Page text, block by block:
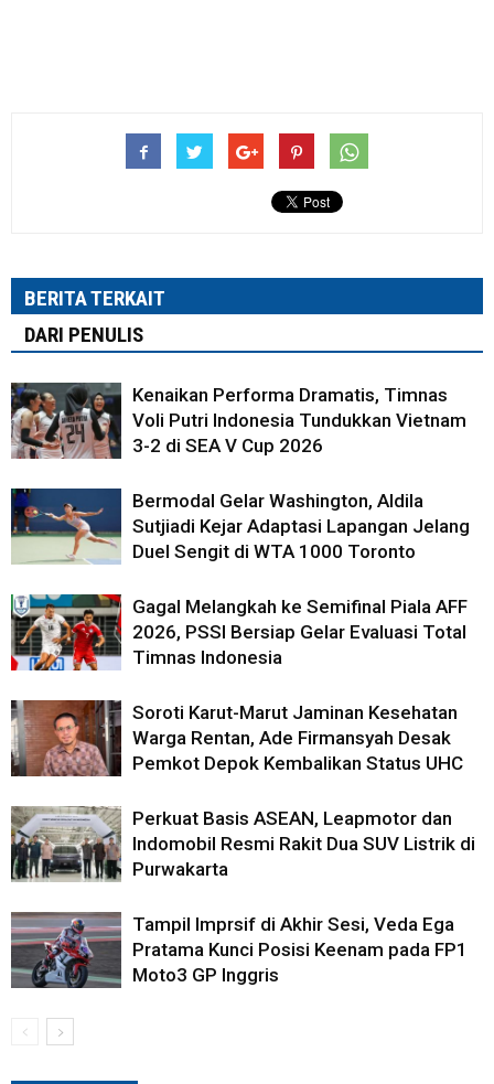
BERITA TERKAIT
DARI PENULIS
Kenaikan Performa Dramatis, Timnas
Voli Putri Indonesia Tundukkan Vietnam
3-2 di SEA V Cup 2026
Bermodal Gelar Washington, Aldila
Sutjiadi Kejar Adaptasi Lapangan Jelang
Duel Sengit di WTA 1000 Toronto
Gagal Melangkah ke Semifinal Piala AFF
2026, PSSI Bersiap Gelar Evaluasi Total
Timnas Indonesia
Soroti Karut-Marut Jaminan Kesehatan
Warga Rentan, Ade Firmansyah Desak
Pemkot Depok Kembalikan Status UHC
Perkuat Basis ASEAN, Leapmotor dan
Indomobil Resmi Rakit Dua SUV Listrik di
Purwakarta
Tampil Imprsif di Akhir Sesi, Veda Ega
Pratama Kunci Posisi Keenam pada FP1
Moto3 GP Inggris